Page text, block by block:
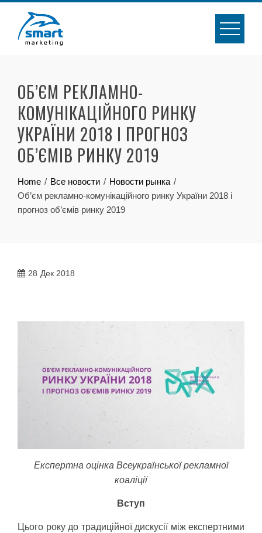
content
ОБ’ЄМ РЕКЛАМНО-
КОМУНІКАЦІЙНОГО РИНКУ
УКРАЇНИ 2018 І ПРОГНОЗ
ОБ’ЄМІВ РИНКУ 2019
Home Все новости
Новости рынка
Об’єм рекламно-комунікаційного ринку України 2018 і
прогноз об’ємів ринку 2019
28 Дек 2018
Експертна оцінка Всеукраїнської рекламної
коаліції
Вступ
Цього року до традиційної дискусії між експертними